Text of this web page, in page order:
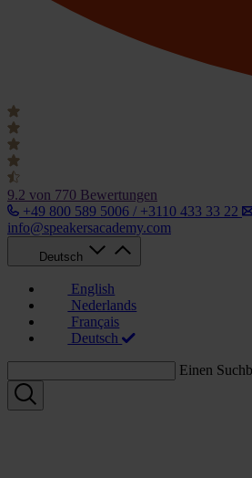
9.2 von 770 Bewertungen
+49 800 589 5006 / +3110 433 33 22
info@speakersacademy.com
Deutsch
English
Nederlands
Français
Deutsch
Einen